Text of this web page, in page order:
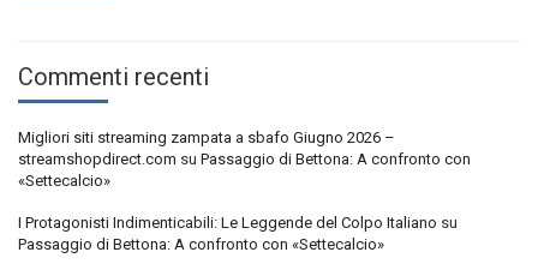
Commenti recenti
Migliori siti streaming zampata a sbafo Giugno 2026 –
streamshopdirect.com su Passaggio di Bettona: A confronto con
«Settecalcio»
I Protagonisti Indimenticabili: Le Leggende del Colpo Italiano su
Passaggio di Bettona: A confronto con «Settecalcio»